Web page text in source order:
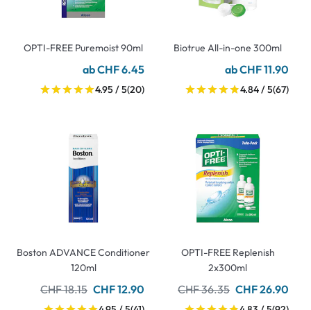
OPTI-FREE Puremoist 90ml
ab CHF 6.45
4.95 / 5(20)
Biotrue All-in-one 300ml
ab CHF 11.90
4.84 / 5(67)
Boston ADVANCE Conditioner
120ml
CHF 18.15 CHF 12.90
OPTI-FREE Replenish
2x300ml
CHF 36.35 CHF 26.90